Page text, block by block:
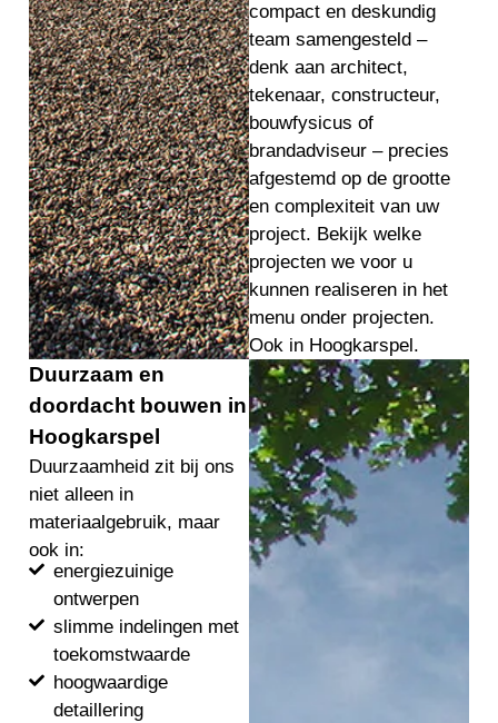
compact en deskundig
team samengesteld –
denk aan architect,
tekenaar, constructeur,
bouwfysicus of
brandadviseur – precies
afgestemd op de grootte
en complexiteit van uw
project. Bekijk welke
projecten we voor u
kunnen realiseren in het
menu onder projecten.
Ook in Hoogkarspel.
Duurzaam en
doordacht bouwen in
Hoogkarspel
Duurzaamheid zit bij ons
niet alleen in
materiaalgebruik, maar
ook in:
energiezuinige
ontwerpen
slimme indelingen met
toekomstwaarde
hoogwaardige
detaillering